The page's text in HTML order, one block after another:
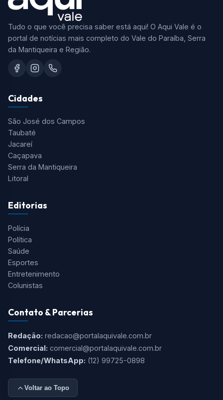
Tudo o que você precisa saber está aqui! O Aqui Vale é o
portal de notícias mais completo do Vale do Paraíba, Serra
da Mantiqueira e Região.
Cidades
São José dos Campos
Taubaté
Jacareí
Caçapava
Serra da Mantiqueira
Litoral
Editorias
Polícia
Política
Saúde
Esportes
Entretenimento
Colunistas
Contato & Parcerias
Redação: redacao@portalaquivale.com.br
Comercial: comercial@portalaquivale.com.br
Telefone/WhatsApp: (12) 99725-0898
Voltar ao Topo